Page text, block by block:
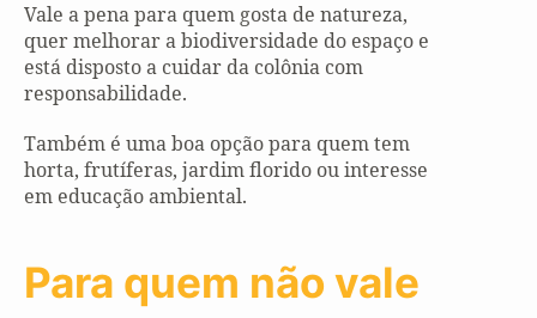
Vale a pena para quem gosta de natureza,
quer melhorar a biodiversidade do espaço e
está disposto a cuidar da colônia com
responsabilidade.
Também é uma boa opção para quem tem
horta, frutíferas, jardim florido ou interesse
em educação ambiental.
Para quem não vale